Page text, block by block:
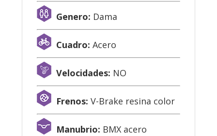
Genero: Dama
Cuadro: Acero
Velocidades: NO
Frenos: V-Brake resina color
Manubrio: BMX acero